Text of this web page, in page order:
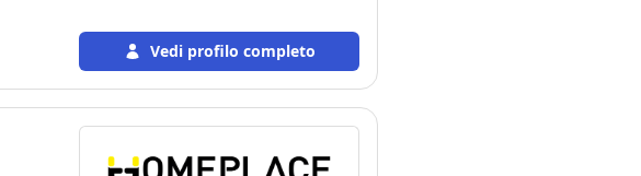
Vedi profilo completo